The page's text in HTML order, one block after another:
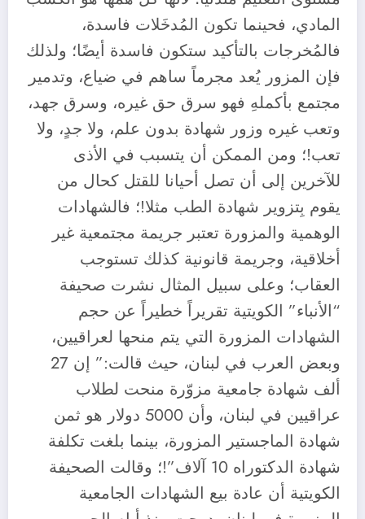
المادي، فحينما تكون المُدخَلات فاسدة،
فالمُخرجات بالتأكيد ستكون فاسدة أيضًا؛ ولذلك
فإن المزور يُعد مجرماً ساهم في ضياع، وتدمير
مجتمع بأكملهِ فهو سرق حق غيره، وسرق جهد،
وتعب غيره وزور شهادة بدون علم، ولا جدٍ، ولا
تعب!؛ ومن الممكن أن يتسبب في الأذى
للآخرين إلى أن تصل أحيانا للقتل كحال من
يقوم بِتزوير شهادة الطب مثلا!؛ فالشهادات
الوهمية والمزورة تعتبر جريمة مجتمعية غير
أخلاقية، وجريمة قانونية كذلك تستوجب
العقاب؛ وعلى سبيل المثال نشرت صحيفة
“الأنباء” الكويتية تقريراً خطيراً عن حجم
الشهادات المزورة التي يتم منحها لعراقيين،
وبعض العرب في لبنان، حيث قالت:” إن 27
ألف شهادة جامعية مزوّرة منحت لطلاب
عراقيين في لبنان، وأن 5000 دولار هو ثمن
شهادة الماجستير المزورة، بينما بلغت تكلفة
شهادة الدكتوراه 10 آلاف”!؛ وقالت الصحيفة
الكويتية أن عادة بيع الشهادات الجامعية